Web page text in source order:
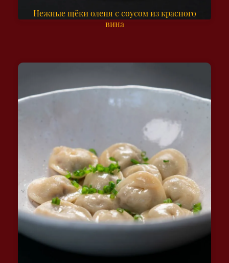
Нежные щёки оленя с соусом из красного
вина